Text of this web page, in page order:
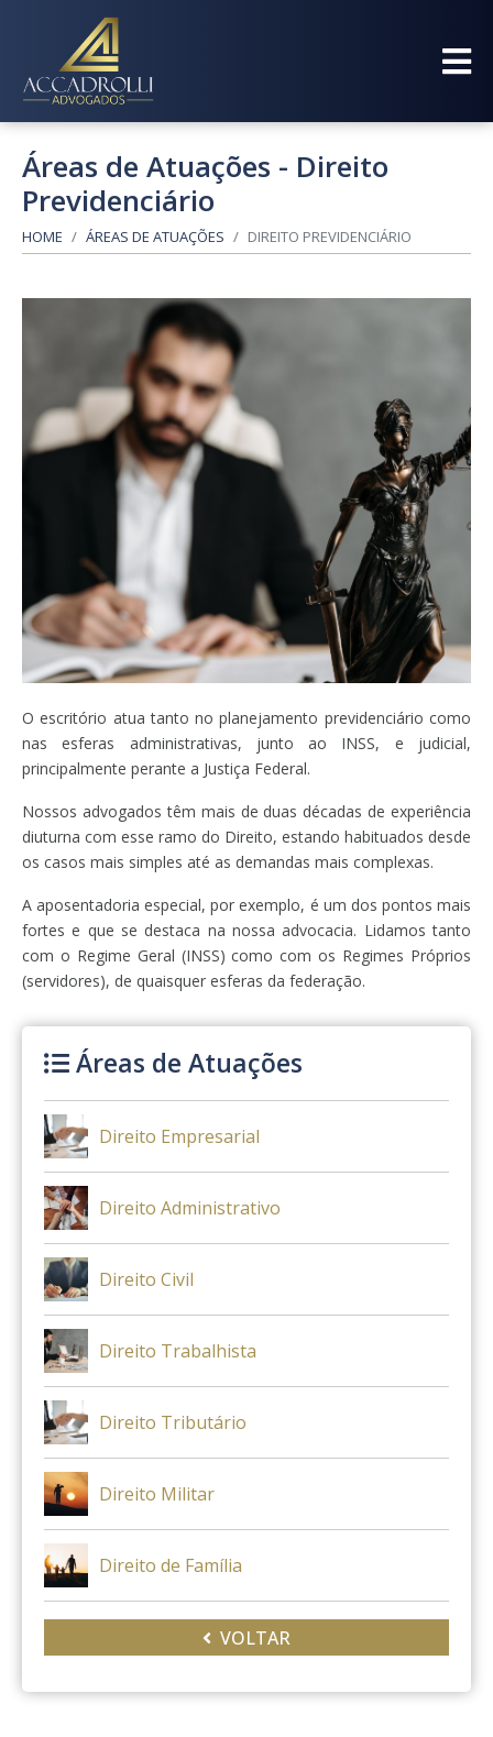
Áreas de Atuações - Direito
Previdenciário
HOME ÁREAS DE ATUAÇÕES DIREITO PREVIDENCIÁRIO
O escritório atua tanto no planejamento previdenciário como
nas esferas administrativas, junto ao INSS, e judicial,
principalmente perante a Justiça Federal.
Nossos advogados têm mais de duas décadas de experiência
diuturna com esse ramo do Direito, estando habituados desde
os casos mais simples até as demandas mais complexas.
A aposentadoria especial, por exemplo, é um dos pontos mais
fortes e que se destaca na nossa advocacia. Lidamos tanto
com o Regime Geral (INSS) como com os Regimes Próprios
(servidores), de quaisquer esferas da federação.
Áreas de Atuações
Direito Empresarial
Direito Administrativo
Direito Civil
Direito Trabalhista
Direito Tributário
Direito Militar
Direito de Família
VOLTAR